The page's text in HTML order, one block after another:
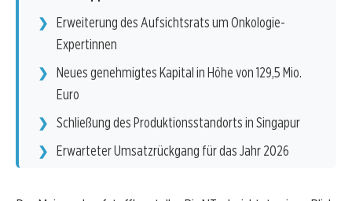
Erweiterung des Aufsichtsrats um Onkologie-
Expertinnen
Neues genehmigtes Kapital in Höhe von 129,5 Mio.
Euro
Schließung des Produktionsstandorts in Singapur
Erwarteter Umsatzrückgang für das Jahr 2026